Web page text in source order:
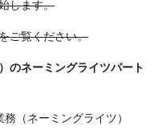
します。
ご覧ください。
のネーミングライツパート
（ネーミングライツ）